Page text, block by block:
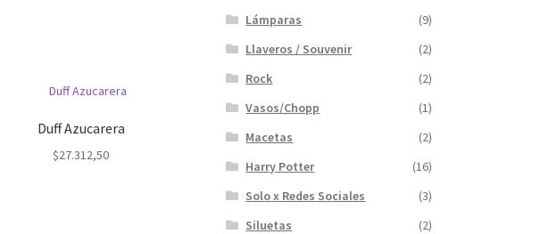
Duff Azucarera
$27.312,50
Lámparas
(9)
Llaveros / Souvenir
(2)
Rock
(2)
Vasos/Chopp
(1)
Macetas
(2)
Harry Potter
(16)
Solo x Redes Sociales
(3)
Siluetas
(2)